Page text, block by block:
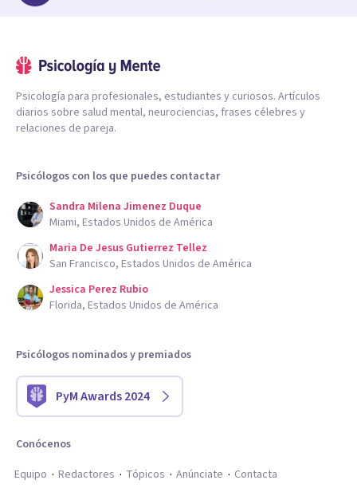
Psicología para profesionales, estudiantes y curiosos. Artículos
diarios sobre salud mental, neurociencias, frases célebres y
relaciones de pareja.
Psicólogos con los que puedes contactar
Sandra Milena Jimenez Duque
Miami, Estados Unidos de América
Maria De Jesus Gutierrez Tellez
San Francisco, Estados Unidos de América
Jessica Perez Rubio
Florida, Estados Unidos de América
Psicólogos nominados y premiados
PyM Awards 2024
Conócenos
Equipo
Redactores Tópicos Anúnciate Contacta